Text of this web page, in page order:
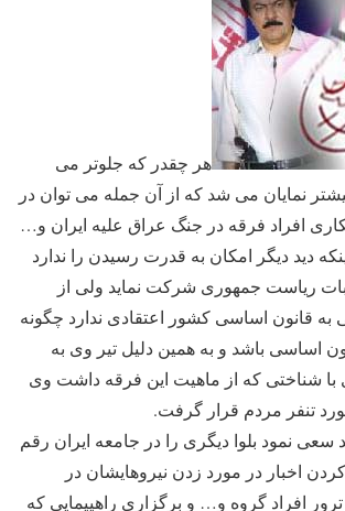
هر چقدر که جلوتر می
نمایان می شد که از آن جمله می توان در
افراد فرقه در جنگ عراق علیه ایران و…
دید دیگر امکان به قدرت رسیدن را ندارد
ریاست جمهوری شرکت نماید ولی از
به قانون اساسی کشور اعتقادی ندارد چگونه
اساسی باشد و به همین دلیل تیر وی به
شناختی که از ماهیت این فرقه داشت وی
تنفر مردم قرار گرفت.
سعی نمود بلوا دیگری را در جامعه ایران رقم
اخبار در مورد زدن نیروهایشان در
افراد گروه و… و برگزاری راهپیمایی که